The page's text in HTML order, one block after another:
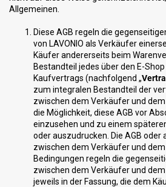
Allgemeinen.
Diese AGB regeln die
von LAVONIO als Verkäufer
Käufer andererseits beim
Bestandteil jedes über den E-
Kaufvertrags (nachfolgend „
zum integralen Bestandteil der
zwischen dem Verkäufer und
die Möglichkeit, diese AGB vor
einzusehen und zu einem
oder auszudrucken. Die AGB oder
zwischen dem Verkäufer und
Bedingungen regeln die
zwischen dem Verkäufer und dem
jeweils in der Fassung, die dem